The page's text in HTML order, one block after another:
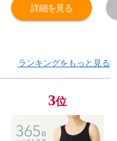
ダーウェア スト
レッチ カジュア
婦人 下着 肌着
new ピンク/チャ
ラック M/L/LL
L6340T-E 涼しい
詳細を見る
ランキングをもっと見る
3位